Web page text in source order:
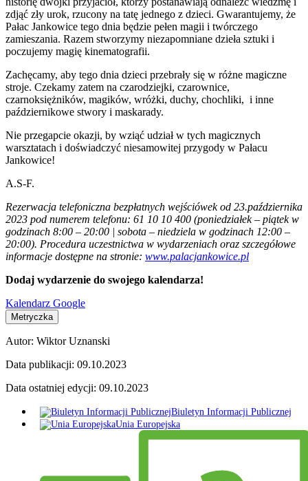
zdjąć zły urok, rzucony na tatę jednego z dzieci. Gwarantujemy, że
Pałac Jankowice tego dnia będzie pełen magii i twórczego
zamieszania. Razem stworzymy niezapomniane dzieła sztuki i
poczujemy magię kinematografii.
Zachęcamy, aby tego dnia dzieci przebrały się w różne magiczne
stroje. Czekamy zatem na czarodziejki, czarownice,
czarnoksiężników, magików, wróżki, duchy, chochliki, i inne
październikowe stwory i maskarady.
Nie przegapcie okazji, by wziąć udział w tych magicznych
warsztatach i doświadczyć niesamowitej przygody w Pałacu
Jankowice!
A.S-F.
Rezerwacja telefoniczna bezpłatnych wejściówek od 23.października
2023 pod numerem telefonu: 61 10 10 400 (poniedziałek – piątek w
godzinach 8:00 – 20:00 | sobota – niedziela w godzinach 12:00 –
20:00). Procedura uczestnictwa w wydarzeniach oraz szczegółowe
informacje dostępne na stronie: www.palacjankowice.pl
Dodaj wydarzenie do swojego kalendarza!
Kalendarz Google
Metryczka
Autor: Wiktor Uznanski
Data publikacji: 09.10.2023
Data ostatniej edycji: 09.10.2023
Biuletyn Informacji Publicznej
Unia Europejska